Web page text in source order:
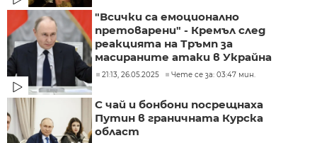
"Всички са емоционално
претоварени" - Кремъл след
реакцията на Тръмп за
масираните атаки в Украйна
21:13, 26.05.2025 Чете се за: 03:47 мин.
С чай и бонбони посрещнаха
Путин в граничната Курска
област